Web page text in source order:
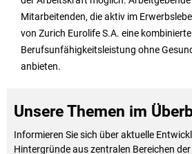
Mitarbeitenden, die aktiv im
von Zurich Eurolife S.A. eine
Berufsunfähigkeitsleistung ohne
anbieten.
Unsere Themen im
Informieren Sie sich über aktuelle
Hintergründe aus zentralen Bereichen